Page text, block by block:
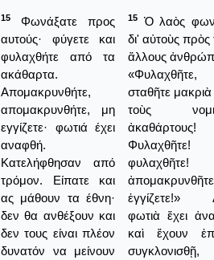
15
Φωνάξατε προς
αυτούς· φύγετε και
φυλαχθήτε από τα
ακάθαρτα.
Απομακρυνθήτε,
απομακρυνθήτε, μη
εγγίζετε· φωτιά έχει
αναφθή.
Κατελήφθησαν από
τρόμον. Είπατε και
ας μάθουν τα έθνη·
δεν θα ανθέξουν και
δεν τους είναι πλέον
δυνατόν να μείνουν
15
Ὁ λαὸς
δι' αὐτοὺς πρὸς
ἄλλους
«Φυλαχθῆτε,
σταθῆτε
τοὺς
ἀκαθάρτους!
Φυλαχθῆτε!
φυλαχθῆτε!
ἐγγίζετε!»
φωτιὰ ἔχει
καὶ ἔχουν
συγκλονισθῇ,